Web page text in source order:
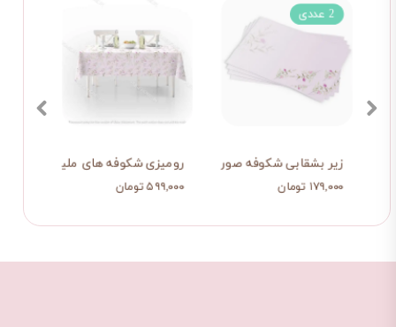
رومیزی شکوفه های ملیح صورتی
۵۹۹,۰۰۰ تومان
زیر بشقابی شکوفه صورتی
۱۷۹,۰۰۰ تومان
2 عددی